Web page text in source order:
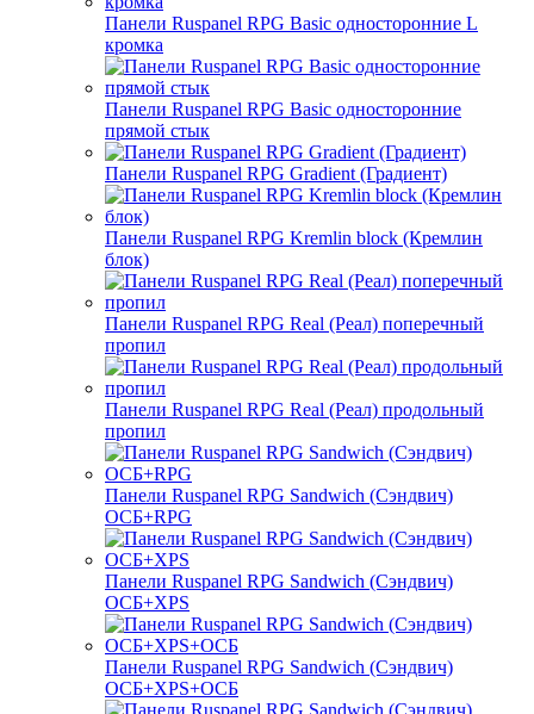
Панели Ruspanel RPG Basic односторонние L
кромка
Панели Ruspanel RPG Basic односторонние
прямой стык
Панели Ruspanel RPG Gradient (Градиент)
Панели Ruspanel RPG Kremlin block (Кремлин
блок)
Панели Ruspanel RPG Real (Реал) поперечный
пропил
Панели Ruspanel RPG Real (Реал) продольный
пропил
Панели Ruspanel RPG Sandwich (Сэндвич)
ОСБ+RPG
Панели Ruspanel RPG Sandwich (Сэндвич)
ОСБ+XPS
Панели Ruspanel RPG Sandwich (Сэндвич)
ОСБ+XPS+ОСБ